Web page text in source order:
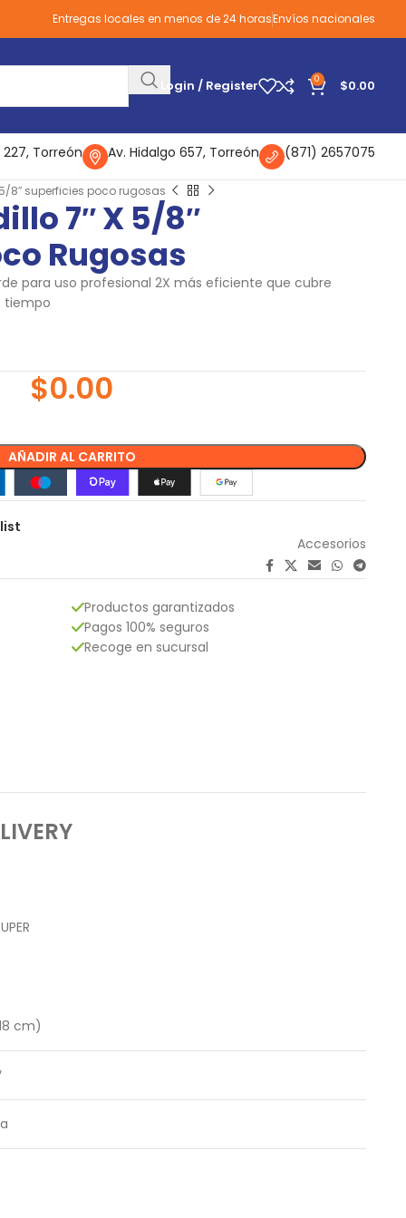
Entregas locales en menos de 24 horasEnvíos nacionales
Login / Register 0 $0.00
Torreón Av. Hidalgo 657, Torreón (871) 2657075
8″ superficies poco rugosas
7″ X 5/8″
Rugosas
para uso profesional 2X más eficiente que cubre
tiempo
$0.00
AÑADIR AL CARRITO
Accesorios
Productos garantizados
Pagos 100% seguros
Recoge en sucursal
cm)